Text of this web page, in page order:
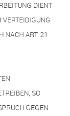
DIENT
VERTEIDIGUNG
NACH ART. 21
SO
GEGEN